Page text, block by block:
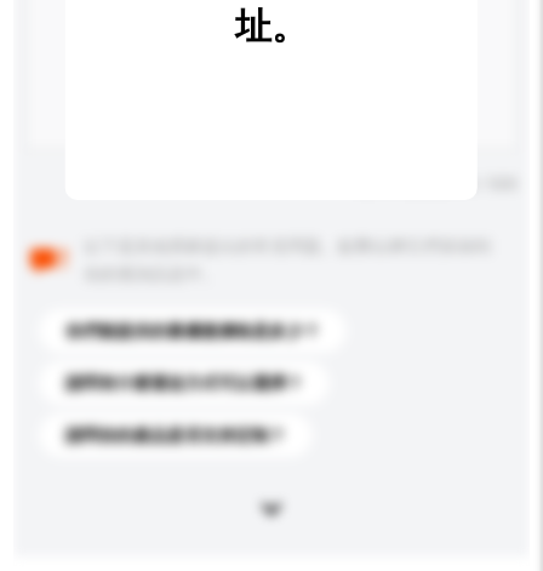
你們能提供的最優惠價格是多少？
請問有什麼運送方式可以選擇？
請問你的產品是否支持定制？
址。